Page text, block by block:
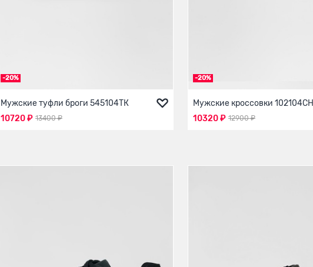
-20%
Мужские туфли броги 545104ТК
13400 ₽
10720 ₽
-20%
Мужские кроссовки 102104СН
12900 ₽
10320 ₽